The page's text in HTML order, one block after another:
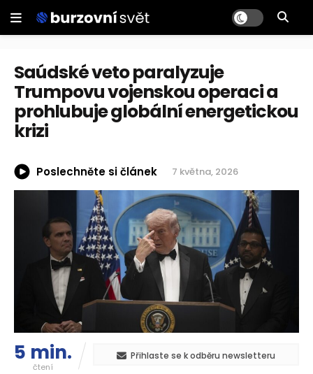
Saúdské veto paralyzuje
Trumpovu vojenskou operaci a
prohlubuje globální energetickou
krizi
Poslechněte si článek 7 května, 2026
5 min.
čtení
Přihlaste se k odběru newsletteru